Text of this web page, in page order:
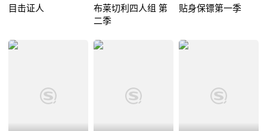
目击证人
布莱切利四人组 第
二季
贴身保镖第一季